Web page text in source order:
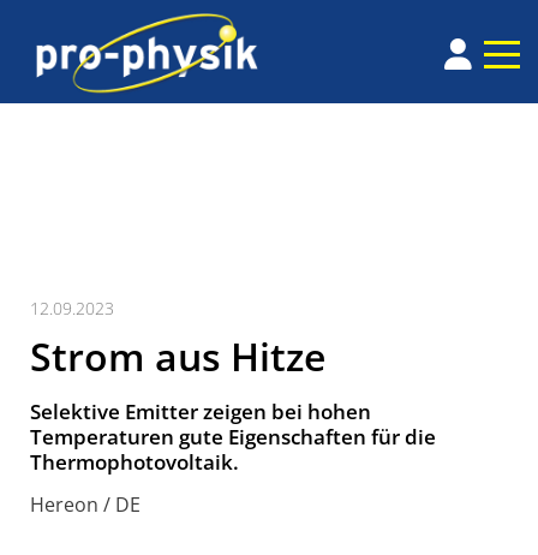
12.09.2023
Strom aus Hitze
Selektive Emitter zeigen bei hohen
Temperaturen gute Eigenschaften für die
Thermophotovoltaik.
Hereon / DE